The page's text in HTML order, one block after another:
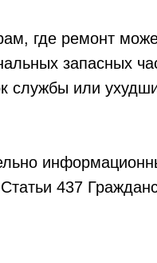
где ремонт
запасных
службы или
437